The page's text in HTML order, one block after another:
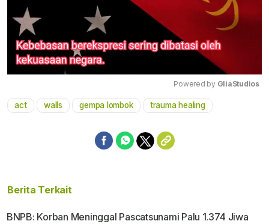
Powered by GliaStudios
act walls gempa lombok trauma healing
Berita Terkait
BNPB: Korban Meninggal Pascatsunami Palu 1.374 Jiwa